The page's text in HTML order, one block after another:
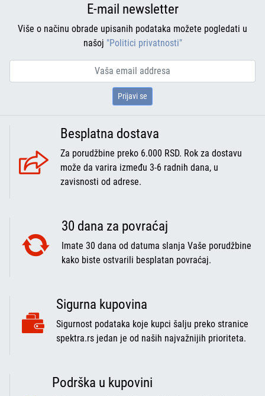
E-mail newsletter
Više o načinu obrade upisanih podataka možete pogledati u
našoj "Politici privatnosti"
Prijavi se
Besplatna dostava
Za porudžbine preko 6.000 RSD. Rok za dostavu
može da varira između 3-6 radnih dana, u
zavisnosti od adrese.
30 dana za povraćaj
Imate 30 dana od datuma slanja Vaše porudžbine
kako biste ostvarili besplatan povraćaj.
Sigurna kupovina
Sigurnost podataka koje kupci šalju preko stranice
spektra.rs jedan je od naših najvažnijih prioriteta.
Podrška u kupovini